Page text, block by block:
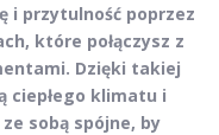
i przytulność poprzez
które połączysz z
Dzięki takiej
ciepłego klimatu i
sobą spójne, by